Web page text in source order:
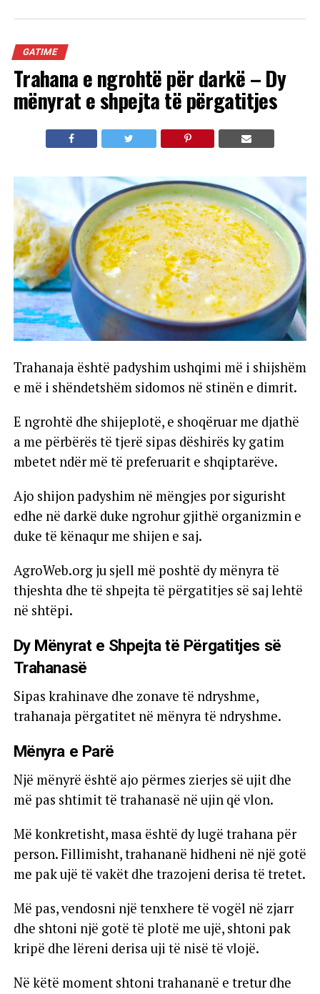
GATIME
Trahana e ngrohtë për darkë – Dy
mënyrat e shpejta të përgatitjes
Trahanaja është padyshim ushqimi më i shijshëm
e më i shëndetshëm sidomos në stinën e dimrit.
E ngrohtë dhe shijeplotë, e shoqëruar me djathë
a me përbërës të tjerë sipas dëshirës ky gatim
mbetet ndër më të preferuarit e shqiptarëve.
Ajo shijon padyshim në mëngjes por sigurisht
edhe në darkë duke ngrohur gjithë organizmin e
duke të kënaqur me shijen e saj.
AgroWeb.org ju sjell më poshtë dy mënyra të
thjeshta dhe të shpejta të përgatitjes së saj lehtë
në shtëpi.
Dy Mënyrat e Shpejta të Përgatitjes së
Trahanasë
Sipas krahinave dhe zonave të ndryshme,
trahanaja përgatitet në mënyra të ndryshme.
Mënyra e Parë
Një mënyrë është ajo përmes zierjes së ujit dhe
më pas shtimit të trahanasë në ujin që vlon.
Më konkretisht, masa është dy lugë trahana për
person. Fillimisht, trahananë hidheni në një gotë
me pak ujë të vakët dhe trazojeni derisa të tretet.
Më pas, vendosni një tenxhere të vogël në zjarr
dhe shtoni një gotë të plotë me ujë, shtoni pak
kripë dhe lëreni derisa uji të nisë të vlojë.
Në këtë moment shtoni trahananë e tretur dhe